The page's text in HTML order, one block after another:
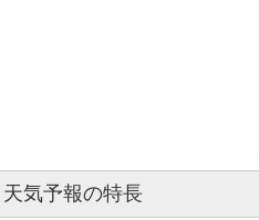
気予報の特長